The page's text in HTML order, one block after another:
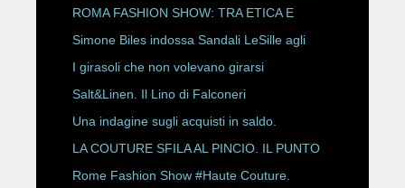
P/E 2027
ROMA FASHION SHOW: TRA ETICA E
HAUTE COUTURE
Simone Biles indossa Sandali LeSille agli
ESPY Awards 2026
I girasoli che non volevano girarsi
Salt&Linen. Il Lino di Falconeri
Una indagine sugli acquisti in saldo.
LA COUTURE SFILA AL PINCIO. IL PUNTO
CON ALESSANDRO ONORATO E
Rome Fashion Show #Haute Couture.